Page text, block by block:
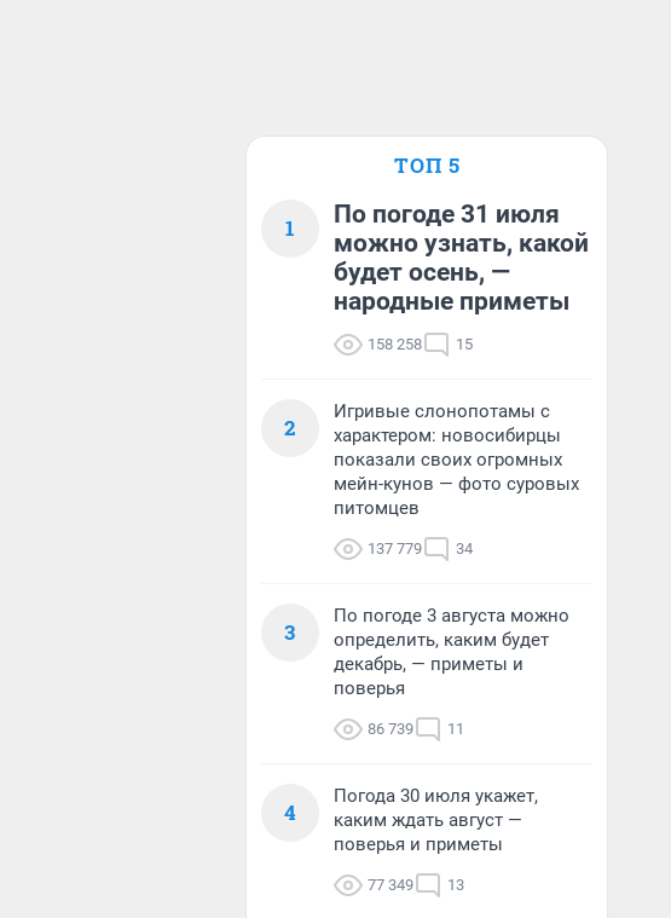
ТОП 5
1
По погоде 31 июля
можно узнать, какой
будет осень, —
народные приметы
158 258 15
2
Игривые слонопотамы с
характером: новосибирцы
показали своих огромных
мейн-кунов — фото суровых
питомцев
137 779 34
3
По погоде 3 августа можно
определить, каким будет
декабрь, — приметы и
поверья
86 739 11
4
Погода 30 июля укажет,
каким ждать август —
поверья и приметы
77 349 13